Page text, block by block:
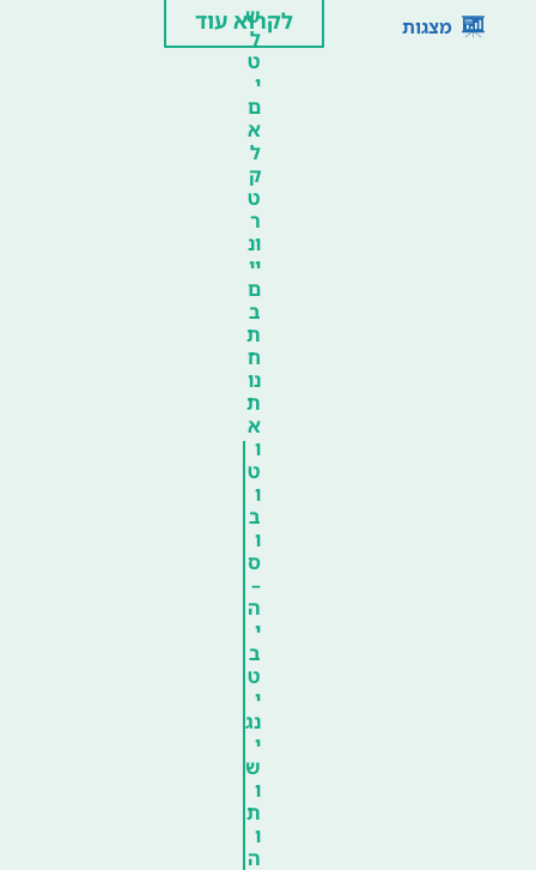
מצגות
ש
ל
ט
י
ם
א
ל
ק
ט
ר
ונ
יי
ם
ב
ת
ח
נו
ת
א
ו
ט
ו
ב
ו
ס
–
ה
י
ב
ט
י
נג
י
ש
ו
ת
ו
ה
לקרוא עוד